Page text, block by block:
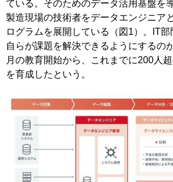
ている。そのためのデータ活用基盤を
製造現場の技術者をデータエンジニア
ログラムを展開している（図1）。IT
自らが課題を解決できるようにするの
月の教育開始から、これまでに200人
を育成したという。